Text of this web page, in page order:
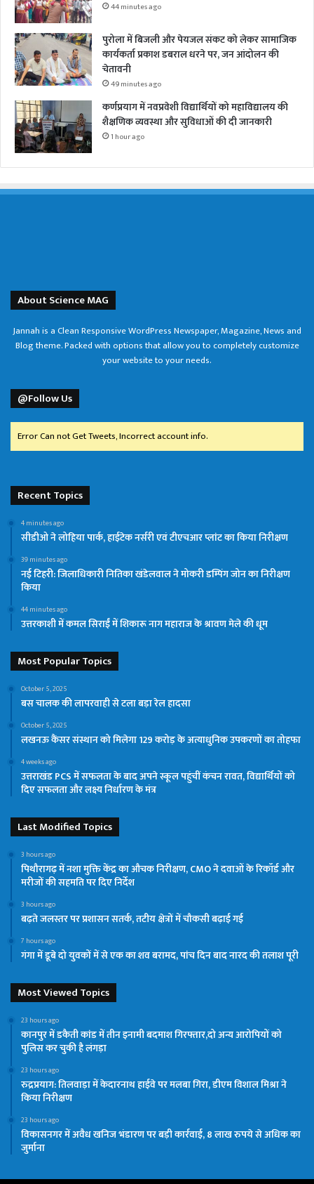
44 minutes ago
पुरोला में बिजली और पेयजल संकट को लेकर सामाजिक
कार्यकर्ता प्रकाश डबराल धरने पर, जन आंदोलन की
चेतावनी
49 minutes ago
कर्णप्रयाग में नवप्रवेशी विद्यार्थियों को महाविद्यालय की
शैक्षणिक व्यवस्था और सुविधाओं की दी जानकारी
1 hour ago
About Science MAG
Jannah is a Clean Responsive WordPress Newspaper, Magazine, News and
Blog theme. Packed with options that allow you to completely customize
your website to your needs.
@Follow Us
Error Can not Get Tweets, Incorrect account info.
Recent Topics
4 minutes ago
सीडीओ ने लोहिया पार्क, हाईटेक नर्सरी एवं टीएचआर प्लांट का किया निरीक्षण
39 minutes ago
नई टिहरी: जिलाधिकारी नितिका खंडेलवाल ने मोकरी डम्पिंग जोन का निरीक्षण
किया
44 minutes ago
उत्तरकाशी में कमल सिराईं में शिकारू नाग महाराज के श्रावण मेले की धूम
Most Popular Topics
October 5, 2025
बस चालक की लापरवाही से टला बड़ा रेल हादसा
October 5, 2025
लखनऊ कैंसर संस्थान को मिलेगा 129 करोड़ के अत्याधुनिक उपकरणों का तोहफा
4 weeks ago
उत्तराखंड PCS में सफलता के बाद अपने स्कूल पहुंचीं कंचन रावत, विद्यार्थियों को
दिए सफलता और लक्ष्य निर्धारण के मंत्र
Last Modified Topics
3 hours ago
पिथौरागढ़ में नशा मुक्ति केंद्र का औचक निरीक्षण, CMO ने दवाओं के रिकॉर्ड और
मरीजों की सहमति पर दिए निर्देश
3 hours ago
बढ़ते जलस्तर पर प्रशासन सतर्क, तटीय क्षेत्रों में चौकसी बढ़ाई गई
7 hours ago
गंगा में डूबे दो युवकों में से एक का शव बरामद, पांच दिन बाद नारद की तलाश पूरी
Most Viewed Topics
23 hours ago
कानपुर में डकैती कांड में तीन इनामी बदमाश गिरफ्तार,दो अन्य आरोपियों को
पुलिस कर चुकी है लंगड़ा
23 hours ago
रुद्रप्रयाग: तिलवाड़ा में केदारनाथ हाईवे पर मलबा गिरा, डीएम विशाल मिश्रा ने
किया निरीक्षण
23 hours ago
विकासनगर में अवैध खनिज भंडारण पर बड़ी कार्रवाई, 8 लाख रुपये से अधिक का
जुर्माना